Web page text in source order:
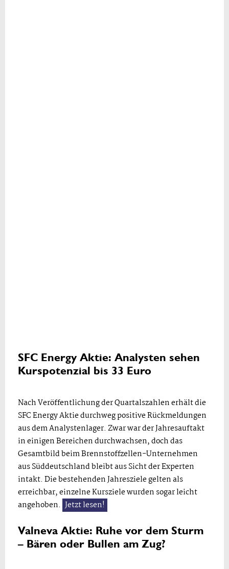
SFC Energy Aktie: Analysten sehen
Kurspotenzial bis 33 Euro
Nach Veröffentlichung der Quartalszahlen erhält die
SFC Energy Aktie durchweg positive Rückmeldungen
aus dem Analystenlager. Zwar war der Jahresauftakt
in einigen Bereichen durchwachsen, doch das
Gesamtbild beim Brennstoffzellen-Unternehmen
aus Süddeutschland bleibt aus Sicht der Experten
intakt. Die bestehenden Jahresziele gelten als
erreichbar, einzelne Kursziele wurden sogar leicht
angehoben. Jetzt lesen!
Valneva Aktie: Ruhe vor dem Sturm
– Bären oder Bullen am Zug?